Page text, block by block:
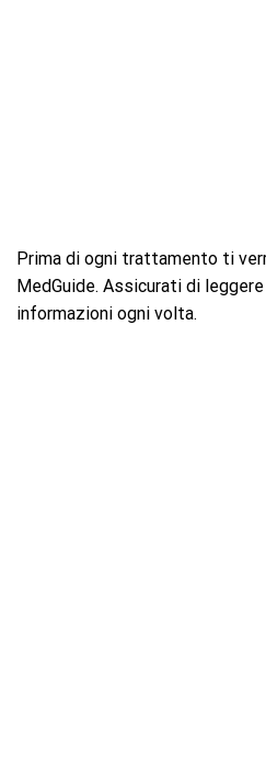
Prima di ogni trattamento ti
MedGuide. Assicurati di
informazioni ogni volta.